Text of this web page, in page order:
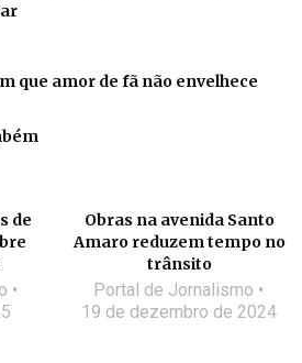
que amor de fã não envelhece
de
Obras na avenida Santo
Amaro reduzem tempo no
trânsito
Portal de Jornalismo
19 de dezembro de 2024